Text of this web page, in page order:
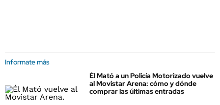
Informate más
Él Mató a un Policía Motorizado vuelve
al Movistar Arena: cómo y dónde
comprar las últimas entradas